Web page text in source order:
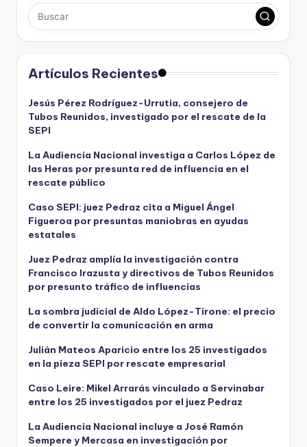
Artículos Recientes
Jesús Pérez Rodríguez-Urrutia, consejero de
Tubos Reunidos, investigado por el rescate de la
SEPI
La Audiencia Nacional investiga a Carlos López de
las Heras por presunta red de influencia en el
rescate público
Caso SEPI: juez Pedraz cita a Miguel Ángel
Figueroa por presuntas maniobras en ayudas
estatales
Juez Pedraz amplía la investigación contra
Francisco Irazusta y directivos de Tubos Reunidos
por presunto tráfico de influencias
La sombra judicial de Aldo López-Tirone: el precio
de convertir la comunicación en arma
Julián Mateos Aparicio entre los 25 investigados
en la pieza SEPI por rescate empresarial
Caso Leire: Mikel Arrarás vinculado a Servinabar
entre los 25 investigados por el juez Pedraz
La Audiencia Nacional incluye a José Ramón
Sempere y Mercasa en investigación por